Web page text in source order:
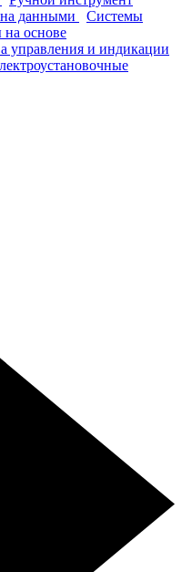
данными
Системы
на основе
управления и индикации